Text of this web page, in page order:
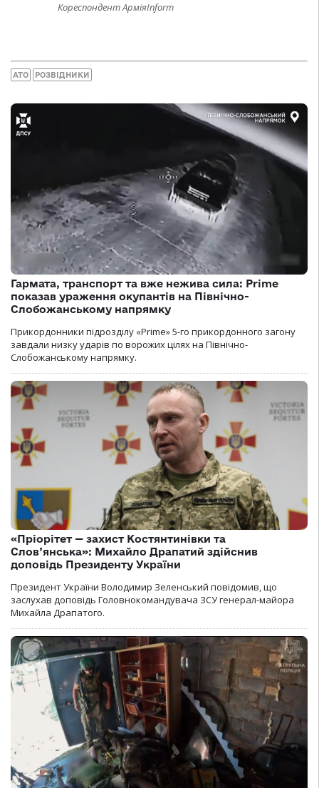
Кореспондент АрміяInform
АТО РОЗВІДНИКИ
Гармата, транспорт та вже нежива сила: Prime
показав ураження окупантів на Північно-
Слобожанському напрямку
Прикордонники підрозділу «Prime» 5-го прикордонного загону
завдали низку ударів по ворожих цілях на Північно-
Слобожанському напрямку.
«Пріорітет — захист Костянтинівки та
Слов’янська»: Михайло Драпатий здійснив
доповідь Президенту України
Президент України Володимир Зеленський повідомив, що
заслухав доповідь Головнокомандувача ЗСУ генерал-майора
Михайла Драпатого.